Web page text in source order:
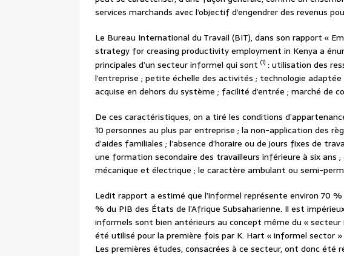
services marchands avec l’objectif d’engendrer des revenus
Le Bureau International du Travail (BIT), dans son rapport «
strategy for creasing productivity employment in Kenya a
principales d’un secteur informel qui sont (1) : utilisation des
l’entreprise ; petite échelle des activités ; technologie
acquise en dehors du système ; facilité d’entrée ; marché de
De ces caractéristiques, on a tiré les conditions
10 personnes au plus par entreprise ; la non-application des
d’aides familiales ; l’absence d’horaire ou de jours fixes de
une formation secondaire des travailleurs inférieure à six ans ;
mécanique et électrique ; le caractère ambulant ou semi-
Ledit rapport a estimé que l’informel représente environ 70
% du PIB des États de l’Afrique Subsaharienne. Il est
informels sont bien antérieurs au concept même du « secteur
été utilisé pour la première fois par K. Hart « informel sector »
Les premières études, consacrées à ce secteur, ont donc été